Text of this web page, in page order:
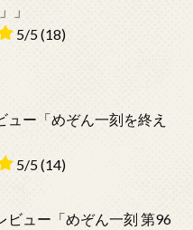
」
5/5(18)
ュー「めぞん一刻を終え
5/5(14)
ビュー「めぞん一刻 第96